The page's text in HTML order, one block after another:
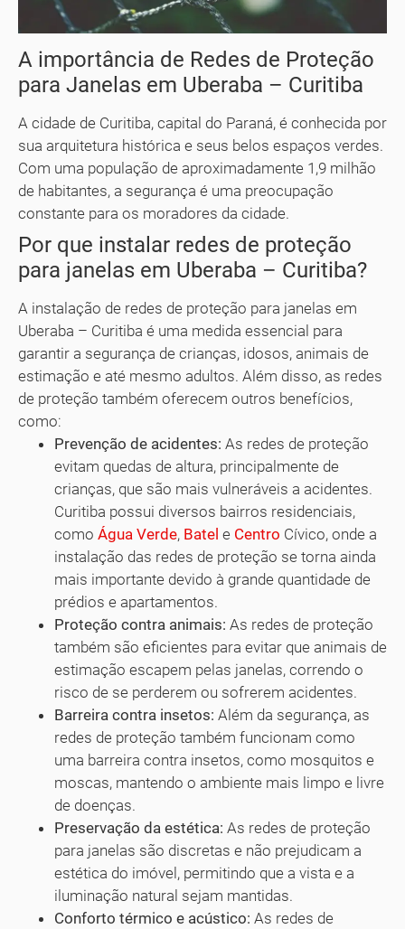
A importância de Redes de Proteção
para Janelas em Uberaba – Curitiba
A cidade de Curitiba, capital do Paraná, é conhecida por
sua arquitetura histórica e seus belos espaços verdes.
Com uma população de aproximadamente 1,9 milhão
de habitantes, a segurança é uma preocupação
constante para os moradores da cidade.
Por que instalar redes de proteção
para janelas em Uberaba – Curitiba?
A instalação de redes de proteção para janelas em
Uberaba – Curitiba é uma medida essencial para
garantir a segurança de crianças, idosos, animais de
estimação e até mesmo adultos. Além disso, as redes
de proteção também oferecem outros benefícios,
como:
Prevenção de acidentes: As redes de proteção
evitam quedas de altura, principalmente de
crianças, que são mais vulneráveis a acidentes.
Curitiba possui diversos bairros residenciais,
como Água Verde, Batel e Centro Cívico, onde a
instalação das redes de proteção se torna ainda
mais importante devido à grande quantidade de
prédios e apartamentos.
Proteção contra animais: As redes de proteção
também são eficientes para evitar que animais de
estimação escapem pelas janelas, correndo o
risco de se perderem ou sofrerem acidentes.
Barreira contra insetos: Além da segurança, as
redes de proteção também funcionam como
uma barreira contra insetos, como mosquitos e
moscas, mantendo o ambiente mais limpo e livre
de doenças.
Preservação da estética: As redes de proteção
para janelas são discretas e não prejudicam a
estética do imóvel, permitindo que a vista e a
iluminação natural sejam mantidas.
Conforto térmico e acústico: As redes de